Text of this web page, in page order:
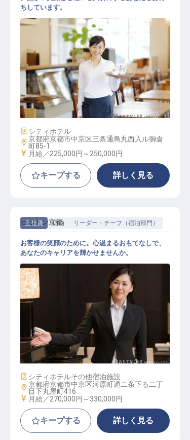
レストランサービス シニアサーバー
ちしています。
施設業態
シティホテル
勤務地
京都府京都市中京区三条通烏丸西入ル御倉
町85-1
給与
月給／225,000円～ 250,000円
キープする 詳しく見る
正社員 宿泊 リーダー・チーフ（宿泊部門）
フロントデスクスーパーバイザー職
ヒルトン京都
お客様の笑顔のために。心温まるおもてなしで、
あなたのキャリアを輝かせませんか。
施設業態
シティホテルその他宿泊施設
勤務地
京都府京都市中京区河原町通二条下る二丁
目下丸屋町416
給与
月給／270,000円～ 330,000円
キープする 詳しく見る